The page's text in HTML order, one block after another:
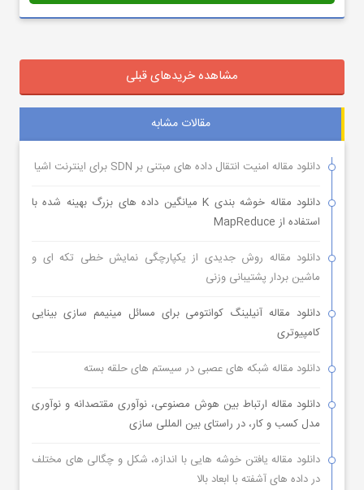
مشاهده خریدهای قبلی
مقالات مشابه
دانلود مقاله امنیت انتقال داده های مبتنی بر SDN برای اینترنت اشیا
دانلود مقاله خوشه بندی K میانگین داده های بزرگ بهینه شده با
استفاده از MapReduce
دانلود مقاله روش جدیدی از یکپارچگی نمایش خطی تکه ای و
ماشین بردار پشتیبانی وزنی
دانلود مقاله آنیلینگ کوانتومی برای مسائل مینیمم سازی بینایی
کامپیوتری
دانلود مقاله شبکه های عصبی در سیستم های حلقه بسته
دانلود مقاله ارتباط بین هوش مصنوعی، نوآوری مقتصدانه و نوآوری
مدل کسب و کار، در راستای بین المللی سازی
دانلود مقاله یافتن خوشه هایی با اندازه، شکل و چگالی های مختلف
در داده های آشفته با ابعاد بالا